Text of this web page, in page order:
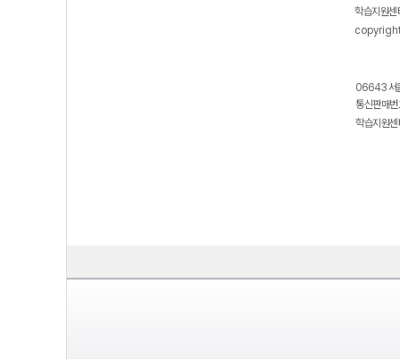
학습지원
06643 서
통신판매
학습지원